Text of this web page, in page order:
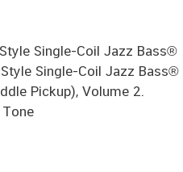
Single-Coil Jazz Bass®
Single-Coil Jazz Bass®
Pickup), Volume 2.